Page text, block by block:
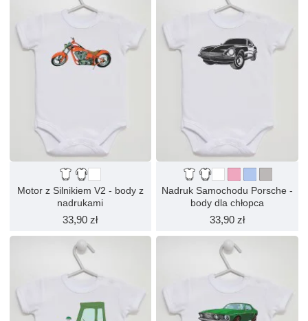
Motor z Silnikiem V2 - body z
nadrukami
33,90 zł
Nadruk Samochodu Porsche -
body dla chłopca
33,90 zł